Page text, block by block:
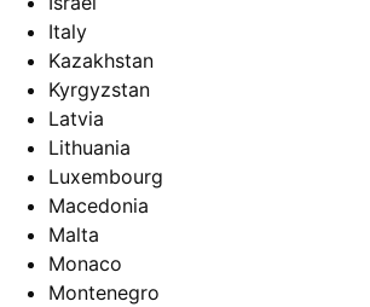
Italy
Kazakhstan
Kyrgyzstan
Latvia
Lithuania
Luxembourg
Macedonia
Malta
Monaco
Montenegro